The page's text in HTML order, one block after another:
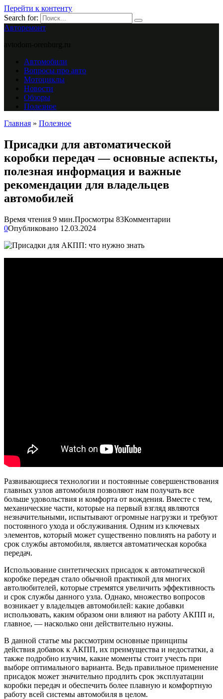
Перейти к контенту
Search for:
Авторемонт
Автомобили
Вопросы про авто
Мотоциклы
Новости
Обзоры
Полезное
Главная » Полезное
Присадки для автоматической
коробки передач — основные аспекты,
полезная информация и важные
рекомендации для владельцев
автомобилей
Время чтения 9 мин.Просмотры 83Комментарии
0Опубликовано 12.03.2024
Развивающиеся технологии и постоянные совершенствования
главных узлов автомобиля позволяют нам получать все
больше удовольствия и комфорта от вождения. Вместе с тем,
механические части, которые на первый взгляд являются
незначительными, испытывают огромные нагрузки и требуют
постоянного ухода и обслуживания. Одним из ключевых
элементов, который может существенно повлиять на работу и
срок службы автомобиля, является автоматическая коробка
передач.
Использование синтетических присадок к автоматической
коробке передач стало обычной практикой для многих
автолюбителей, которые стремятся увеличить эффективность
и срок службы данного узла. Однако, множество вопросов
возникает у владельцев автомобилей: какие добавки
использовать, каким образом они влияют на работу АКПП и,
главное, — насколько они действительно нужны.
В данной статье мы рассмотрим основные принципы
действия добавок к АКПП, их преимущества и недостатки, а
также подробно изучим, какие моменты стоит учесть при
выборе оптимального варианта. Ведь правильное применение
присадок может значительно продлить срок эксплуатации
коробки передач и обеспечить более плавную и комфортную
работу всей системы автомобиля в целом.